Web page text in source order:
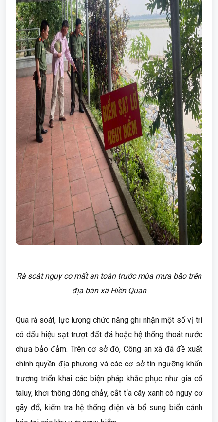
Rà soát nguy cơ mất an toàn trước mùa mưa bão trên
địa bàn xã Hiền Quan
Qua rà soát, lực lượng chức năng ghi nhận một số vị trí
có dấu hiệu sạt trượt đất đá hoặc hệ thống thoát nước
chưa bảo đảm. Trên cơ sở đó, Công an xã đã đề xuất
chính quyền địa phương và các cơ sở tín ngưỡng khẩn
trương triển khai các biện pháp khắc phục như gia cố
taluy, khơi thông dòng chảy, cắt tỉa cây xanh có nguy cơ
gãy đổ, kiểm tra hệ thống điện và bổ sung biển cảnh